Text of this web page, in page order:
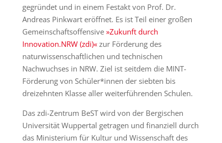
gegründet und in einem Festakt von Prof. Dr.
Andreas Pinkwart eröffnet. Es ist Teil einer großen
Gemeinschaftsoffensive »Zukunft durch
Innovation.NRW (zdi)«zur Förderung des
naturwissenschaftlichen und technischen
Nachwuchses in NRW. Ziel ist seitdem die MINT-
Förderung von Schüler*innen der siebten bis
dreizehnten Klasse aller weiterführenden Schulen.
Das zdi-Zentrum BeST wird von der Bergischen
Universität Wuppertal getragen und finanziell durch
das Ministerium für Kultur und Wissenschaft des